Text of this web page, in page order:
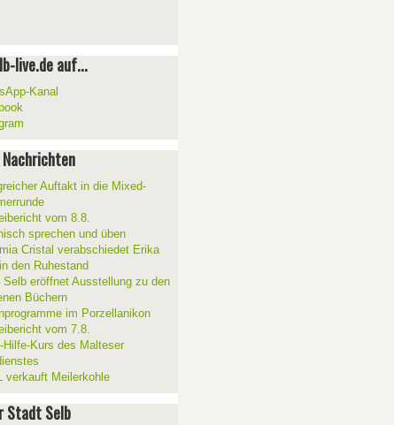
live.de auf...
Kanal
Auftakt in die Mixed-
vom 8.8.
sprechen und üben
Cristal verabschiedet Erika
den Ruhestand
Selb eröffnet Ausstellung zu den
Büchern
im Porzellanikon
vom 7.8.
Hilfe-Kurs des Malteser
verkauft Meilerkohle
Stadt Selb